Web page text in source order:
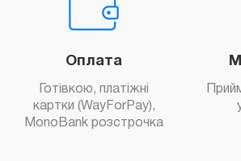
Оплата
Готівкою, платіжні
картки (WayForPay),
MonoBank розстрочка